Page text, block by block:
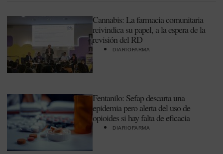
Cannabis: La farmacia comunitaria
reivindica su papel, a la espera de la
revisión del RD
DIARIOFARMA
Fentanilo: Sefap descarta una
epidemia pero alerta del uso de
opioides si hay falta de eficacia
DIARIOFARMA